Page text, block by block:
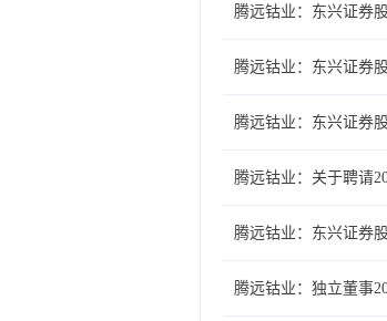
腾远钴业：东兴证券
腾远钴业：东兴证券
腾远钴业：东兴证券
腾远钴业：关于聘请
腾远钴业：东兴证券
腾远钴业：独立董事